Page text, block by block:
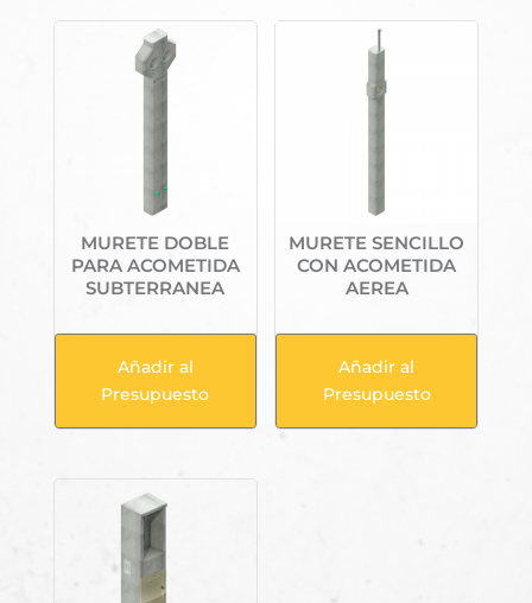
MURETE DOBLE
PARA ACOMETIDA
SUBTERRANEA
Añadir al
Presupuesto
MURETE SENCILLO
CON ACOMETIDA
AEREA
Añadir al
Presupuesto